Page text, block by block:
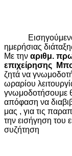
ημερήσιας
Με την αριθμ.
επιχείρησης
ζητά να
ωραρίου
γνωμοδοτήσουμε
απόφαση να
μας , για τις
την εισήγηση του
συζήτηση